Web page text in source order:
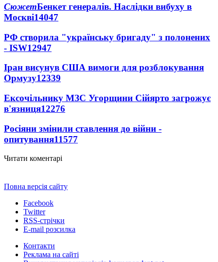
СюжетБенкет генералів. Наслідки вибуху в
Москві14047
РФ створила "українську бригаду" з полонених
- ISW12947
Іран висунув США вимоги для розблокування
Ормузу12339
Ексочільнику МЗС Угорщини Сійярто загрожує
в'язниця12276
Росіяни змінили ставлення до війни -
опитування11577
Читати коментарі
Повна версія сайту
Facebook
Twitter
RSS-стрічки
E-mail розсилка
Контакти
Реклама на сайті